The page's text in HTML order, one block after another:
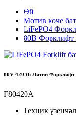
Өй
Мотив көче
LiFePO4
80В Форклифт
80V 420Ah Литий Форклифт
F80420A
Техник